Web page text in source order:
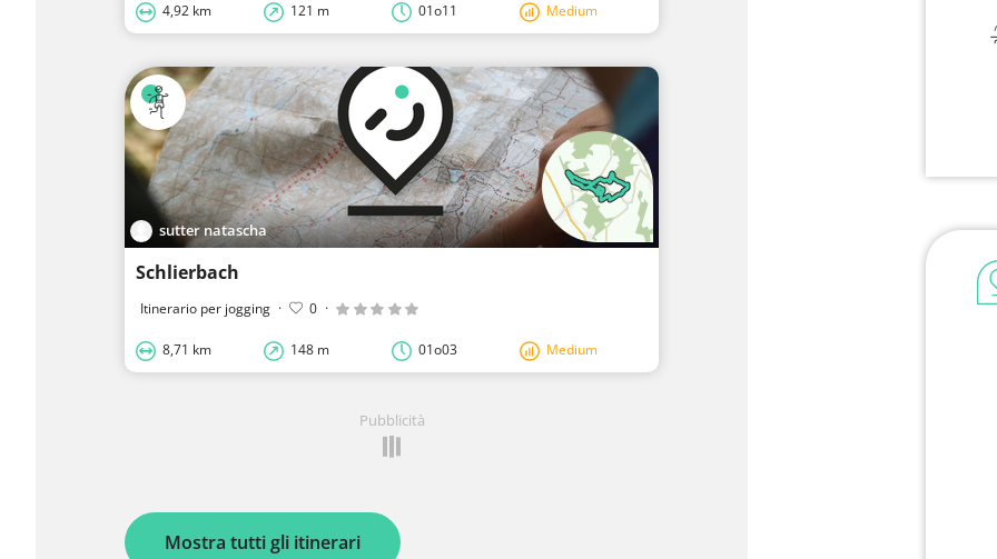
4,92 km 121 m 01o11 Medium
sutter natascha
Schlierbach
Itinerario per jogging · 0 ·
8,71 km 148 m 01o03 Medium
Pubblicità
Mostra tutti gli itinerari